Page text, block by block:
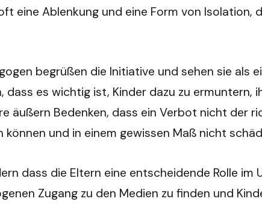
eine Ablenkung und eine Form von Isolation,
begrüßen die Initiative und sehen sie als
es wichtig ist, Kinder dazu zu ermuntern,
äußern Bedenken, dass ein Verbot nicht der
und in einem gewissen Maß nicht
dass die Eltern eine entscheidende Rolle im
Zugang zu den Medien zu finden und